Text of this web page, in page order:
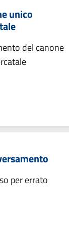
unico
del canone
per errato